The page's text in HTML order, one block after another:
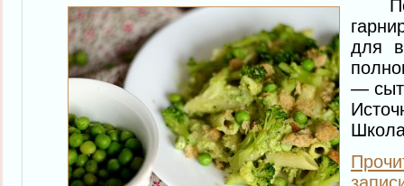
для
—